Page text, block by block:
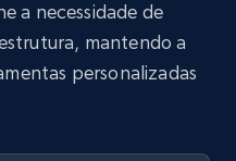
a necessidade de
mantendo a
personalizadas